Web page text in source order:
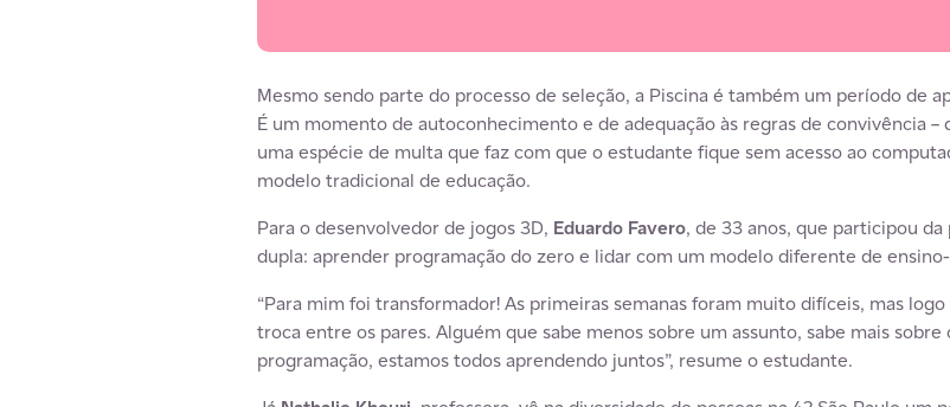
Mesmo sendo parte do processo de seleção, a Piscina é também um período de
É um momento de autoconhecimento e de adequação às regras de convivência –
uma espécie de multa que faz com que o estudante fique sem acesso ao
modelo tradicional de educação.
Para o desenvolvedor de jogos 3D, Eduardo Favero, de 33 anos, que participou
dupla: aprender programação do zero e lidar com um modelo diferente de
“Para mim foi transformador! As primeiras semanas foram muito difíceis, mas
troca entre os pares. Alguém que sabe menos sobre um assunto, sabe mais
programação, estamos todos aprendendo juntos”, resume o estudante.